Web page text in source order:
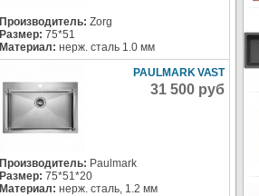
Производитель: Zorg
Размер: 75*51
Материал:нерж. сталь 1.0 мм
PAULMARK VAST
31 500 руб
Производитель: Paulmark
Размер: 75*51*20
Материал:нерж. сталь, 1.2 мм